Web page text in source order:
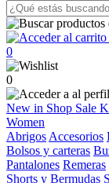
0
0
New in Shop Sale
Women
Abrigos Accesorios
Bolsos y carteras
Pantalones Remeras
Shorts y Bermudas